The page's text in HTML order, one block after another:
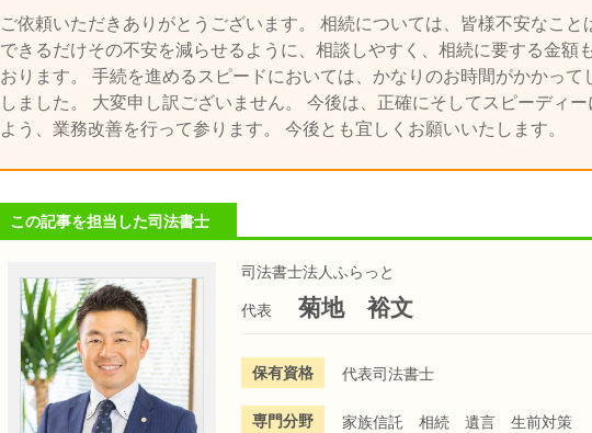
ご依頼いただきありがとうございます。 相続については、皆様不安なこと
できるだけその不安を減らせるように、相談しやすく、相続に要する金額
おります。 手続を進めるスピードにおいては、かなりのお時間がかかって
しました。 大変申し訳ございません。 今後は、正確にそしてスピーディ
よう、業務改善を行って参ります。 今後とも宜しくお願いいたします。
この記事を担当した司法書士
司法書士法人ふらっと
代表 菊地 裕文
保有資格 代表司法書士
専門分野 家族信託 相続 遺言 生前対策